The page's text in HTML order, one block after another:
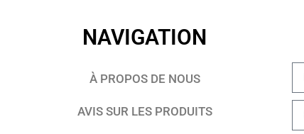
NAVIGATION
À PROPOS DE NOUS
AVIS SUR LES PRODUITS